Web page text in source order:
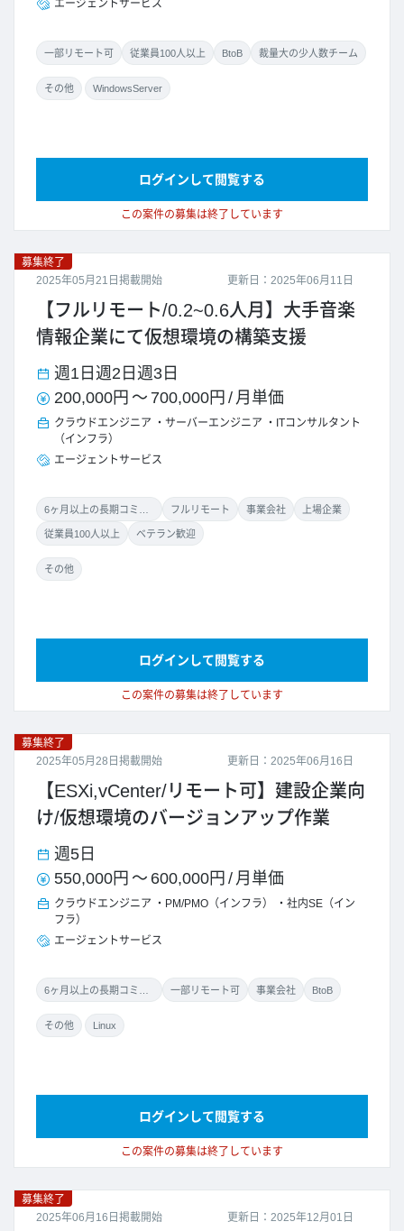
エージェントサービス
一部リモート可 従業員100人以上 BtoB 裁量大の少人数チーム
その他 WindowsServer
この案件の募集は終了しています
ログインして閲覧する
更新日：2025年06月11日
募集終了
2025年05月21日掲載開始
【フルリモート/0.2~0.6人月】大手音楽
情報企業にて仮想環境の構築支援
週1日 週2日 週3日
200,000円 ～ 700,000円 / 月単価
クラウドエンジニア サーバーエンジニア
ITコンサルタント
（インフラ）
エージェントサービス
フルリモート 事業会社 上場企業
従業員100人以上 ベテラン歓迎
その他
この案件の募集は終了しています
ログインして閲覧する
更新日：2025年06月16日
募集終了
2025年05月28日掲載開始
【ESXi,vCenter/リモート可】建設企業向
け/仮想環境のバージョンアップ作業
週5日
550,000円 ～ 600,000円 / 月単価
クラウドエンジニア PM/PMO（インフラ）
社内SE（イン
フラ）
エージェントサービス
一部リモート可 事業会社 BtoB
その他 Linux
この案件の募集は終了しています
ログインして閲覧する
更新日：2025年12月01日
募集終了
2025年06月16日掲載開始